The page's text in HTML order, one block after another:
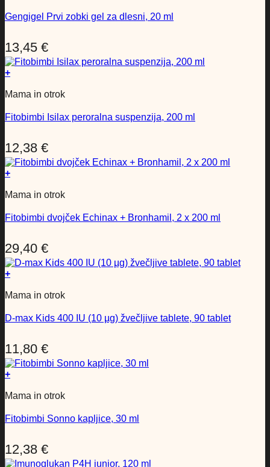
Gengigel Prvi zobki gel za dlesni, 20 ml
13,45 €
+
Mama in otrok
Fitobimbi Isilax peroralna suspenzija, 200 ml
12,38 €
+
Mama in otrok
Fitobimbi dvojček Echinax + Bronhamil, 2 x 200 ml
29,40 €
+
Mama in otrok
D-max Kids 400 IU (10 µg) žvečljive tablete, 90 tablet
11,80 €
+
Mama in otrok
Fitobimbi Sonno kapljice, 30 ml
12,38 €